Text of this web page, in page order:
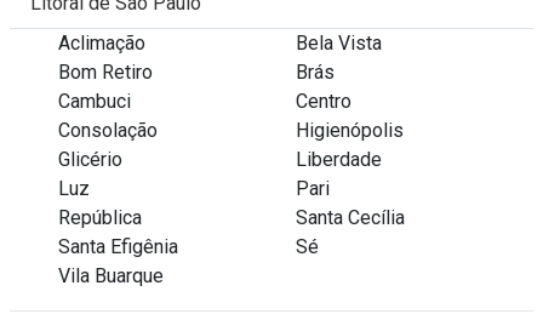
Aclimação
Bela Vista
Bom Retiro
Brás
Cambuci
Centro
Consolação
Higienópolis
Glicério
Liberdade
Luz
Pari
República
Santa Cecília
Santa Efigênia
Sé
Vila Buarque